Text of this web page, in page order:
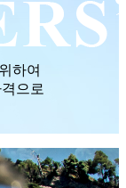
하여
으로